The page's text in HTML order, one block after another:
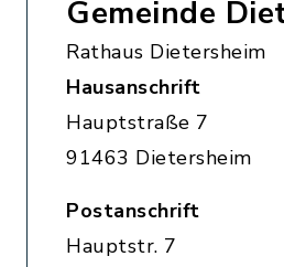
Gemeinde
Rathaus Dietersheim
Hausanschrift
Hauptstraße 7
91463 Dietersheim
Postanschrift
Hauptstr. 7